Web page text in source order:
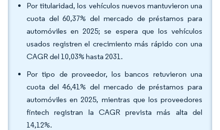
Por titularidad, los vehículos nuevos mantuvieron una
cuota del 60,37% del mercado de préstamos para
automóviles en 2025; se espera que los vehículos
usados registren el crecimiento más rápido con una
CAGR del 10,03% hasta 2031.
Por tipo de proveedor, los bancos retuvieron una
cuota del 46,41% del mercado de préstamos para
automóviles en 2025, mientras que los proveedores
fintech registran la CAGR prevista más alta del
14,12%.